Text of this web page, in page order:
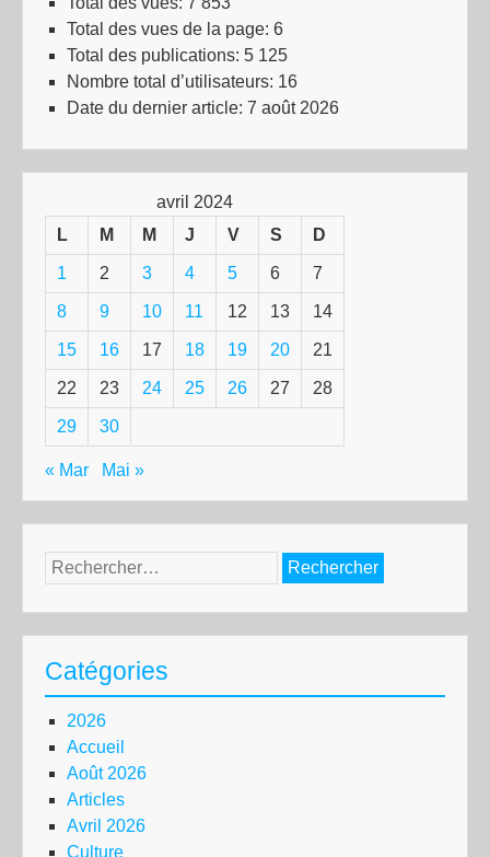
Total des vues de la page: 6
Total des publications: 5 125
Nombre total d’utilisateurs: 16
Date du dernier article: 7 août 2026
avril 2024
L
M M J V S D
1 2 3 4 5 6 7
8 9 10 11 12 13 14
15 16 17 18 19 20 21
22 23 24 25 26 27 28
29 30
« Mar Mai »
Rechercher :
Catégories
2026
Accueil
Août 2026
Articles
Avril 2026
Culture